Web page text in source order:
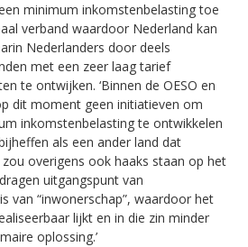
minimum inkomstenbelasting toe
verband waardoor Nederland kan
Nederlanders door deels
met een zeer laag tarief
te ontwijken. ‘Binnen de OESO en
dit moment geen initiatieven om
inkomstenbelasting te ontwikkelen
als een ander land dat
overigens ook haaks staan op het
uitgangspunt van
van “inwonerschap”, waardoor het
lijkt en in die zin minder
oplossing.’